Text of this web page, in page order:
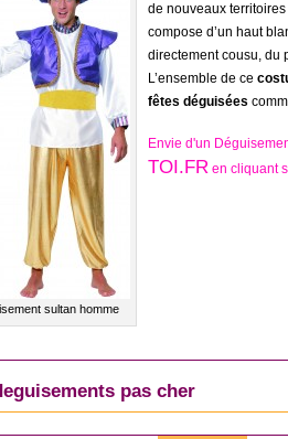
sultan homme
de nouveaux
compose d’un haut
directement cousu, du
L’ensemble de ce
fêtes déguisées
Envie d'un
TOI.FR en cliquant
pas cher